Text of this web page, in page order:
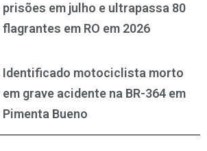
prisões em julho e ultrapassa 80
flagrantes em RO em 2026
Identificado motociclista morto
em grave acidente na BR-364 em
Pimenta Bueno